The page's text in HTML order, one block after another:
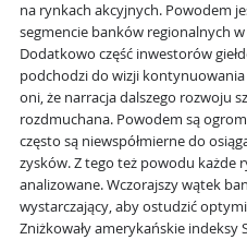
na rynkach akcyjnych. Powodem
segmencie banków regionalnych
Dodatkowo część inwestorów
podchodzi do wizji
oni, że narracja dalszego rozwoju
rozdmuchana. Powodem są
często są niewspółmierne do
zysków. Z tego też powodu każde
analizowane. Wczorajszy wątek
wystarczający, aby ostudzić
Zniżkowały amerykańskie indeksy